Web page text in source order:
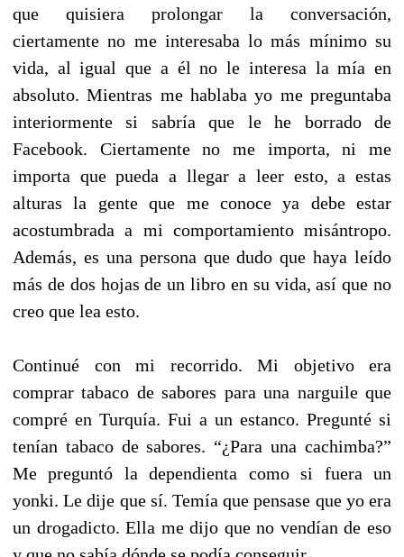
que quisiera prolongar la conversación,
ciertamente no me interesaba lo más mínimo su
vida, al igual que a él no le interesa la mía en
absoluto. Mientras me hablaba yo me preguntaba
interiormente si sabría que le he borrado de
Facebook. Ciertamente no me importa, ni me
importa que pueda a llegar a leer esto, a estas
alturas la gente que me conoce ya debe estar
acostumbrada a mi comportamiento misántropo.
Además, es una persona que dudo que haya leído
más de dos hojas de un libro en su vida, así que no
creo que lea esto.
Continué con mi recorrido. Mi objetivo era
comprar tabaco de sabores para una narguile que
compré en Turquía. Fui a un estanco. Pregunté si
tenían tabaco de sabores. “¿Para una cachimba?”
Me preguntó la dependienta como si fuera un
yonki. Le dije que sí. Temía que pensase que yo era
un drogadicto. Ella me dijo que no vendían de eso